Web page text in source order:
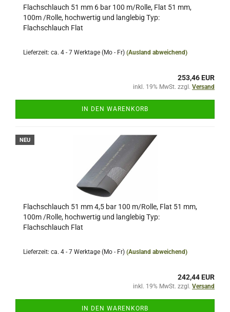
Flachschlauch 51 mm 6 bar 100 m/Rolle, Flat 51 mm,
100m /Rolle, hochwertig und langlebig Typ:
Flachschlauch Flat
Lieferzeit: ca. 4 - 7 Werktage (Mo - Fr) (Ausland abweichend)
253,46 EUR
inkl. 19% MwSt. zzgl. Versand
IN DEN WARENKORB
NEU
Flachschlauch 51 mm 4,5 bar 100 m/Rolle, Flat 51 mm,
100m /Rolle, hochwertig und langlebig Typ:
Flachschlauch Flat
Lieferzeit: ca. 4 - 7 Werktage (Mo - Fr) (Ausland abweichend)
242,44 EUR
inkl. 19% MwSt. zzgl. Versand
IN DEN WARENKORB